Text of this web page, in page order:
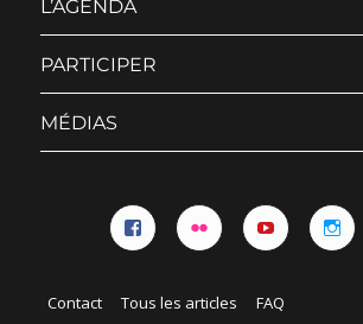
L’AGENDA
PARTICIPER
MÉDIAS
Contact Tous les articles
FAQ